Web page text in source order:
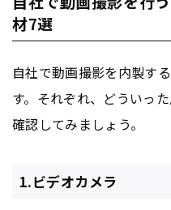
材7選
自社で動画撮影を内製す
す。それぞれ、どういっ
確認してみましょう。
1.ビデオカメラ